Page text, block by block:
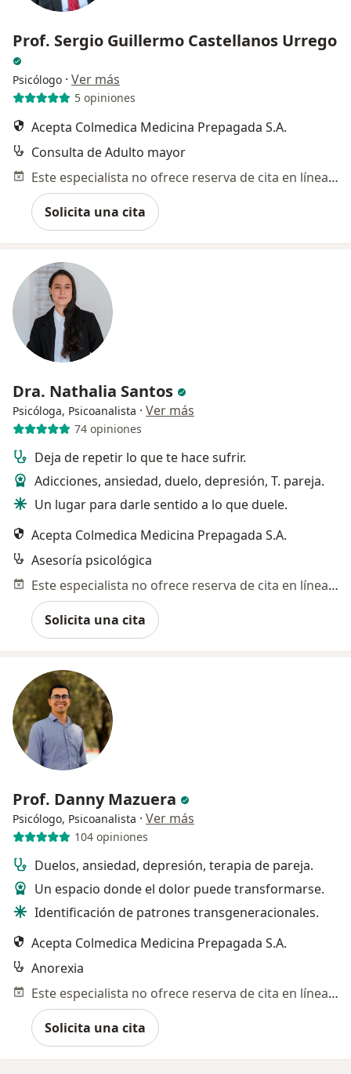
Prof. Sergio Guillermo Castellanos Urrego
Psicólogo · Ver más
5 opiniones
Acepta Colmedica Medicina Prepagada S.A.
Consulta de Adulto mayor
Este especialista no ofrece reserva de cita en línea en esta dirección.
Solicita una cita
Dra. Nathalia Santos
Psicóloga, Psicoanalista · Ver más
74 opiniones
Deja de repetir lo que te hace sufrir.
Adicciones, ansiedad, duelo, depresión, T. pareja.
Un lugar para darle sentido a lo que duele.
Acepta Colmedica Medicina Prepagada S.A.
Asesoría psicológica
Este especialista no ofrece reserva de cita en línea en esta dirección.
Solicita una cita
Prof. Danny Mazuera
Psicólogo, Psicoanalista · Ver más
104 opiniones
Duelos, ansiedad, depresión, terapia de pareja.
Un espacio donde el dolor puede transformarse.
Identificación de patrones transgeneracionales.
Acepta Colmedica Medicina Prepagada S.A.
Anorexia
Este especialista no ofrece reserva de cita en línea en esta dirección.
Solicita una cita